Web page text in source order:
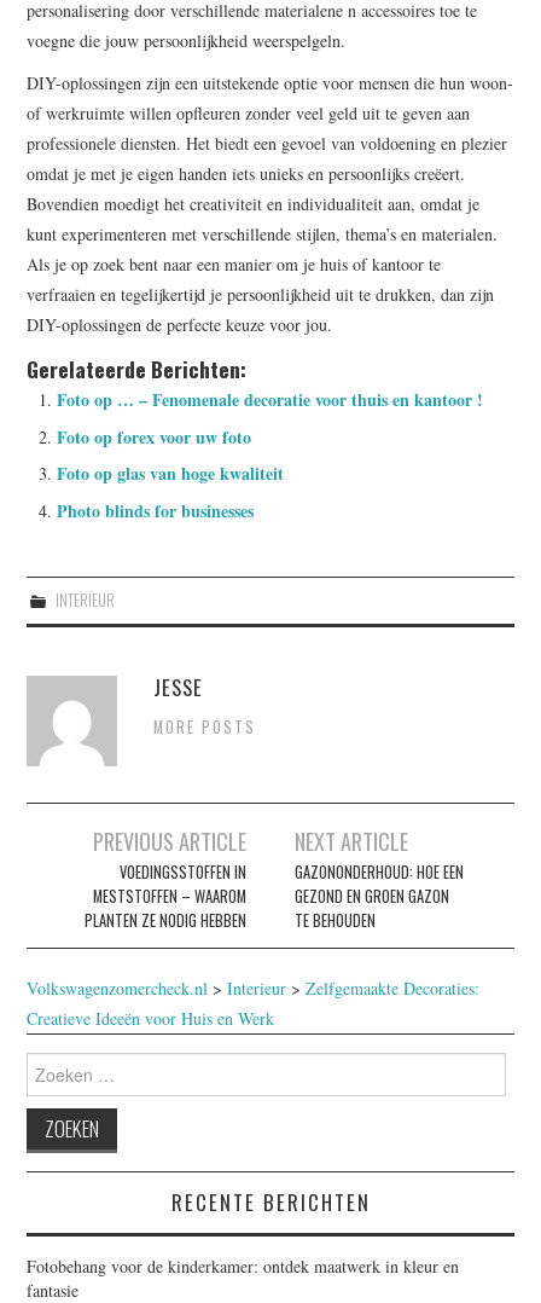
personalisering door verschillende materialene n accessoires toe te
voegne die jouw persoonlijkheid weerspelgeln.
DIY-oplossingen zijn een uitstekende optie voor mensen die hun woon-
of werkruimte willen opfleuren zonder veel geld uit te geven aan
professionele diensten. Het biedt een gevoel van voldoening en plezier
omdat je met je eigen handen iets unieks en persoonlijks creëert.
Bovendien moedigt het creativiteit en individualiteit aan, omdat je
kunt experimenteren met verschillende stijlen, thema’s en materialen.
Als je op zoek bent naar een manier om je huis of kantoor te
verfraaien en tegelijkertijd je persoonlijkheid uit te drukken, dan zijn
DIY-oplossingen de perfecte keuze voor jou.
Gerelateerde Berichten:
Foto op … – Fenomenale decoratie voor thuis en kantoor !
Foto op forex voor uw foto
Foto op glas van hoge kwaliteit
Photo blinds for businesses
INTERIEUR
JESSE
MORE POSTS
Berichtnavigatie
PREVIOUS ARTICLE
VOEDINGSSTOFFEN IN
MESTSTOFFEN – WAAROM
PLANTEN ZE NODIG HEBBEN
NEXT ARTICLE
GAZONONDERHOUD: HOE EEN
GEZOND EN GROEN GAZON
TE BEHOUDEN
Volkswagenzomercheck.nl >Interieur >Zelfgemaakte Decoraties:
Creatieve Ideeën voor Huis en Werk
naar:
RECENTE BERICHTEN
Fotobehang voor de kinderkamer: ontdek maatwerk in kleur en
fantasie